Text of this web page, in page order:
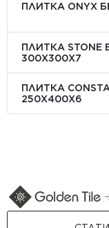
ПЛИТКА ONYX
ПЛИТКА STONE
300Х300X7
ПЛИТКА
250Х400X6